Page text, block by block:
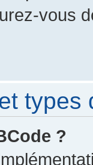
vous
types
?